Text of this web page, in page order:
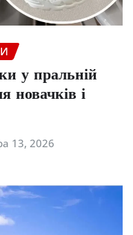
у пральній
новачків і
13, 2026